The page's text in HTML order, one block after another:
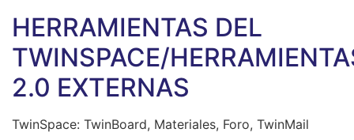
HERRAMIENTAS DEL
TWINSPACE/
2.0 EXTERNAS
TwinSpace: TwinBoard, Materiales, Foro, TwinMail